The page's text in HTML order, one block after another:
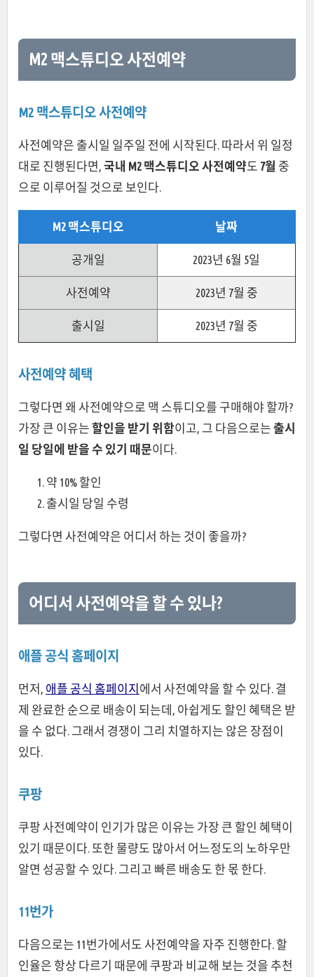
M2 맥스튜디오 사전예약
M2 맥스튜디오 사전예약
사전예약은 출시일 일주일 전에 시작된다. 따라서 위 일정
대로 진행된다면, 국내 M2 맥스튜디오 사전예약도 7월 중
으로 이루어질 것으로 보인다.
M2 맥스튜디오 날짜
공개일 2023년 6월 5일
사전예약 2023년 7월 중
출시일 2023년 7월 중
사전예약 혜택
그렇다면 왜 사전예약으로 맥 스튜디오를 구매해야 할까?
가장 큰 이유는 할인을 받기 위함이고, 그 다음으로는 출시
일 당일에 받을 수 있기 때문이다.
약 10% 할인
출시일 당일 수령
그렇다면 사전예약은 어디서 하는 것이 좋을까?
어디서 사전예약을 할 수 있나?
애플 공식 홈페이지
먼저, 애플 공식 홈페이지 에서 사전예약을 할 수 있다. 결
제 완료한 순으로 배송이 되는데, 아쉽게도 할인 혜택은 받
을 수 없다. 그래서 경쟁이 그리 치열하지는 않은 장점이
있다.
쿠팡
쿠팡 사전예약이 인기가 많은 이유는 가장 큰 할인 혜택이
있기 때문이다. 또한 물량도 많아서 어느정도의 노하우만
알면 성공할 수 있다. 그리고 빠른 배송도 한 몫 한다.
11번가
다음으로는 11번가에서도 사전예약을 자주 진행한다. 할
인율은 항상 다르기 때문에 쿠팡과 비교해 보는 것을 추천